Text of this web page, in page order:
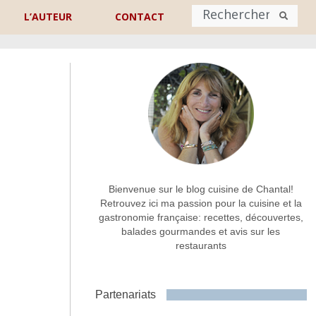
L’AUTEUR CONTACT
Nom
Commentaire ou message *
Bienvenue sur le blog cuisine de Chantal!
Retrouvez ici ma passion pour la cuisine et la
gastronomie française: recettes, découvertes,
balades gourmandes et avis sur les
restaurants
Partenariats